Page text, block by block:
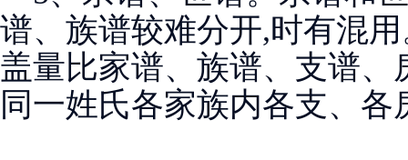
谱、族谱较难分开,时有混
盖量比家谱、族谱、支谱
同一姓氏各家族内各支、各